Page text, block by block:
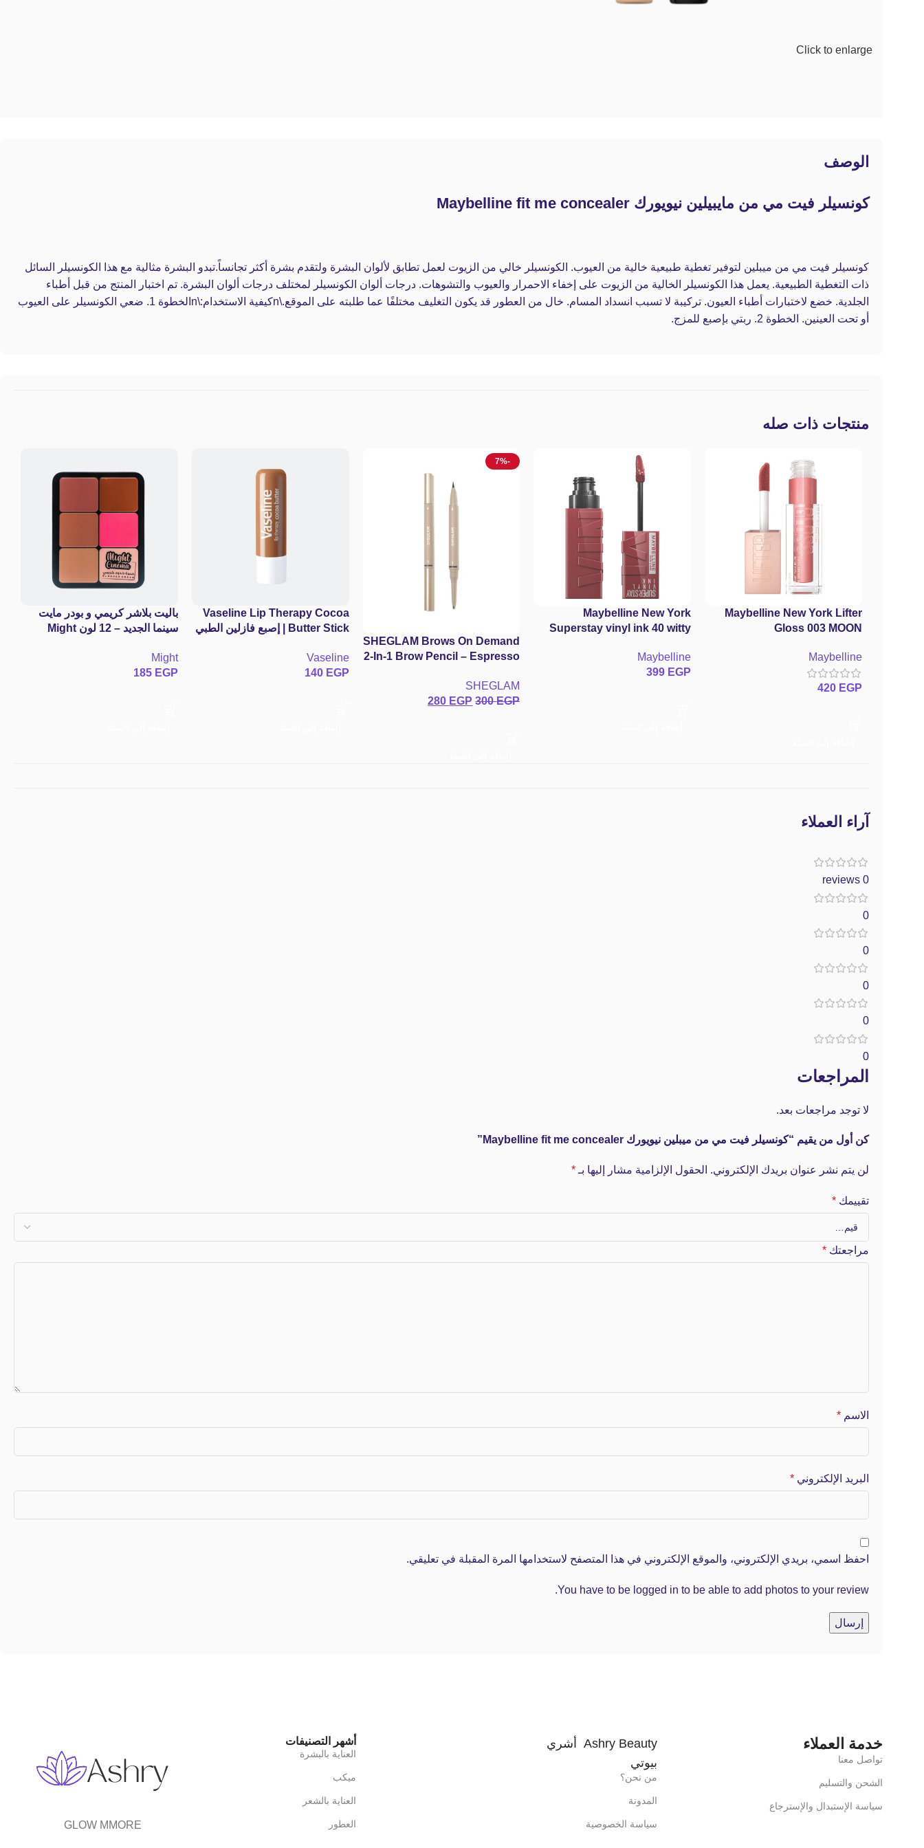
Click to enlarge
الوصف
كونسيلر فيت مي من مايبيلين نيويورك Maybelline fit me concealer
كونسيلر فيت مي من ميبلين لتوفير تغطية طبيعية خالية من العيوب. الكونسيلر خالي من الزيوت لعمل تطابق لألوان البشرة ولتقدم بشرة أكثر تجانساً.تبدو البشرة مثالية مع هذا الكونسيلر السائل
ذات التغطية الطبيعية. يعمل هذا الكونسيلر الخالية من الزيوت على إخفاء الاحمرار والعيوب والتشوهات. درجات ألوان الكونسيلر لمختلف درجات ألوان البشرة. تم اختبار المنتج من قبل أطباء
الجلدية. خضع لاختبارات أطباء العيون. تركيبة لا تسبب انسداد المسام. خال من العطور قد يكون التغليف مختلفًا عما طلبته على الموقع.\nكيفية الاستخدام:\nالخطوة 1. ضعي الكونسيلر على العيوب
أو تحت العينين. الخطوة 2. ربتي بإصبع للمزج.
منتجات ذات صله
Maybelline New York Lifter
Gloss 003 MOON
Maybelline
420 EGP
Maybelline New York
Superstay vinyl ink 40 witty
Maybelline
399 EGP
-7%
SHEGLAM Brows On Demand
2-In-1 Brow Pencil – Espresso
(Espresso)
SHEGLAM
300EGP
280 EGP
Vaseline Lip Therapy Cocoa
Butter Stick | إصبع فازلين الطبي
وفيتامين E
Vaseline
140 EGP
باليت بلاشر كريمي و بودر مايت
سينما الجديد – 12 لون Might
Might
185 EGP
آراء العملاء
0 reviews
0
0
0
0
0
المراجعات
لا توجد مراجعات بعد.
كن أول من يقيم “كونسيلر فيت مي من ميبلين نيويورك Maybelline fit me concealer”
لن يتم نشر عنوان بريدك الإلكتروني. الحقول الإلزامية مشار إليها بـ *
تقييمك *
مراجعتك *
الاسم *
البريد الإلكتروني *
احفظ اسمي، بريدي الإلكتروني، والموقع الإلكتروني في هذا المتصفح لاستخدامها المرة المقبلة في تعليقي.
You have to be logged in to be able to add photos to your review.
GLOW MMORE
أشهر التصنيفات
العناية بالبشرة
ميكب
العناية بالشعر
العطور
Ashry Beauty أشري
بيوتي
من نحن؟
المدونة
سياسة الخصوصية
خدمة العملاء
تواصل معنا
الشحن والتسليم
سياسة الإستبدال والإسترجاع